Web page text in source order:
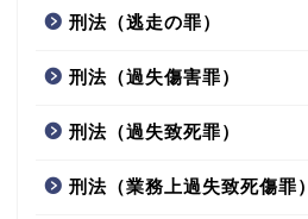
刑法（逃走の罪）
刑法（過失傷害罪）
刑法（過失致死罪）
刑法（業務上過失致死傷罪）